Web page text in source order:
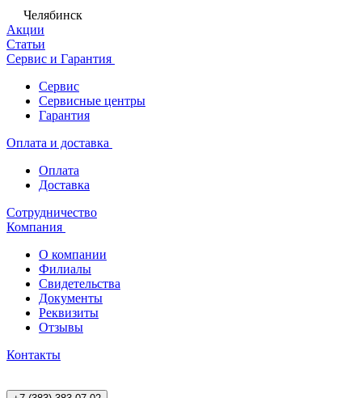
Челябинск
Акции
Статьи
Сервис и Гарантия
Сервис
Сервисные центры
Гарантия
Оплата и доставка
Оплата
Доставка
Сотрудничество
Компания
О компании
Филиалы
Свидетельства
Документы
Реквизиты
Отзывы
Контакты